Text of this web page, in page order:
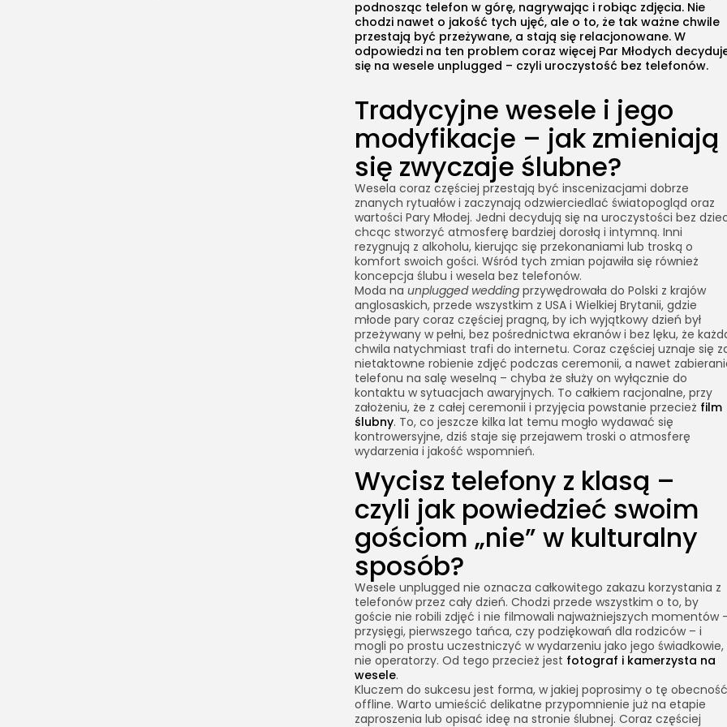
podnosząc telefon w górę, nagrywając i robiąc zdjęcia. Nie
chodzi nawet o jakość tych ujęć, ale o to, że tak ważne chwile
przestają być przeżywane, a stają się relacjonowane. W
odpowiedzi na ten problem coraz więcej Par Młodych
się na wesele unplugged – czyli uroczystość bez telefonów.
Tradycyjne wesele i jego
modyfikacje – jak zmieniają
się zwyczaje ślubne?
Wesela coraz częściej przestają być inscenizacjami dobrze
znanych rytuałów i zaczynają odzwierciedlać światopogląd oraz
wartości Pary Młodej. Jedni decydują się na uroczystości bez
chcąc stworzyć atmosferę bardziej dorosłą i intymną. Inni
rezygnują z alkoholu, kierując się przekonaniami lub troską o
komfort swoich gości. Wśród tych zmian pojawiła się również
koncepcja ślubu i wesela bez telefonów.
Moda na unplugged wedding przywędrowała do Polski z krajów
anglosaskich, przede wszystkim z USA i Wielkiej Brytanii, gdzie
młode pary coraz częściej pragną, by ich wyjątkowy dzień był
przeżywany w pełni, bez pośrednictwa ekranów i bez lęku, że
chwila natychmiast trafi do internetu. Coraz częściej uznaje się
nietaktowne robienie zdjęć podczas ceremonii, a nawet
telefonu na salę weselną – chyba że służy on wyłącznie do
kontaktu w sytuacjach awaryjnych. To całkiem racjonalne, przy
założeniu, że z całej ceremonii i przyjęcia powstanie przecież film
ślubny. To, co jeszcze kilka lat temu mogło wydawać się
kontrowersyjne, dziś staje się przejawem troski o atmosferę
wydarzenia i jakość wspomnień.
Wycisz telefony z klasą –
czyli jak powiedzieć swoim
gościom „nie” w kulturalny
sposób?
Wesele unplugged nie oznacza całkowitego zakazu korzystania z
telefonów przez cały dzień. Chodzi przede wszystkim o to, by
goście nie robili zdjęć i nie filmowali najważniejszych momentów
przysięgi, pierwszego tańca, czy podziękowań dla rodziców – i
mogli po prostu uczestniczyć w wydarzeniu jako jego świadkowie,
nie operatorzy. Od tego przecież jest fotograf i kamerzysta na
wesele.
Kluczem do sukcesu jest forma, w jakiej poprosimy o tę obecność
offline. Warto umieścić delikatne przypomnienie już na etapie
zaproszenia lub opisać ideę na stronie ślubnej. Coraz częściej